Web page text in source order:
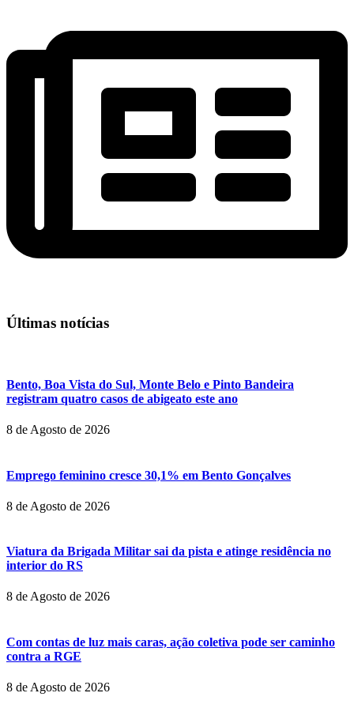
Últimas notícias
Bento, Boa Vista do Sul, Monte Belo e Pinto Bandeira
registram quatro casos de abigeato este ano
8 de Agosto de 2026
Emprego feminino cresce 30,1% em Bento Gonçalves
8 de Agosto de 2026
Viatura da Brigada Militar sai da pista e atinge residência no
interior do RS
8 de Agosto de 2026
Com contas de luz mais caras, ação coletiva pode ser caminho
contra a RGE
8 de Agosto de 2026